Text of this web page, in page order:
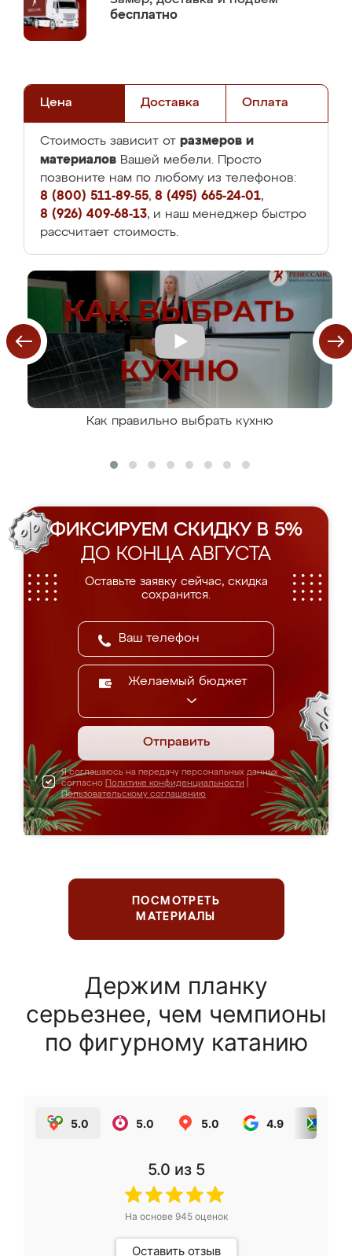
бесплатно
Цена Доставка Оплата
Стоимость зависит от размеров и
материалов Вашей мебели. Просто
позвоните нам по любому из телефонов:
8 (800) 511-89-55, 8 (495) 665-24-01,
8 (926) 409-68-13, и наш менеджер быстро
рассчитает стоимость.
Как правильно выбрать кухню
ФИКСИРУЕМ СКИДКУ В 5%
ДО КОНЦА АВГУСТА
Оставьте заявку сейчас, скидка
сохранится.
Желаемый бюджет
Отправить
Я соглашаюсь на передачу персональных данных
согласно Политике конфиденциальности
Пользовательскому соглашению
ПОСМОТРЕТЬ
МАТЕРИАЛЫ
Держим планку
серьезнее, чем чемпионы
по фигурному катанию
5.0 5.0 5.0 4.9
5.0 из 5
На основе 945оценок
Оставить отзыв